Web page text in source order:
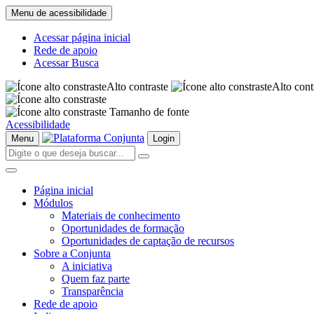
Menu de acessibilidade
Acessar página inicial
Rede de apoio
Acessar Busca
Alto contraste
Alto
Tamanho de fonte
Acessibilidade
Menu Login
Página inicial
Módulos
Materiais de conhecimento
Oportunidades de formação
Oportunidades de captação de recursos
Sobre a Conjunta
A iniciativa
Quem faz parte
Transparência
Rede de apoio